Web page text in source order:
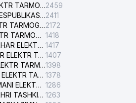
XUSUSIY
SERVIS LYUKS UY-
LTD MChJ
MChJ
CHILONZOR ELEKTR TARMOG'I NOSOZLIK XIZMATI2459
O'ZBEKISTON RESPUBLIKASI BOSH PROKURATURASI ISHONCH TELEFONI2411
OLMAZOR ELEKTR TARMOG'I NOSOZLIKLARI XIZMATI2172
UCH-TEPA ELEKTR TARMOG'I NOSOZLIKLARI XIZMATI 1418
TOSHKENT SHAHAR ELEKTR TARMOQLARI KORXONASI AJ 1417
SHAYXONTOHUR ELEKTR TARMOG'I NOSOZLIKLARINI TUZATISH XIZMATI 1407
SAMARQAND ELEKTR TARMOQLARI AJ1398
SURXONDARYO ELEKTR TARMOQLARI AJ 1378
TOSHKENT TUMANI ELEKTR TARMOG'I AVARIYA XIZMATI 1286
TOSHKENT SHAHRI TASHKILOT TELEFONLARI HAQIDA MA'LUMOT BYUROSI 1263